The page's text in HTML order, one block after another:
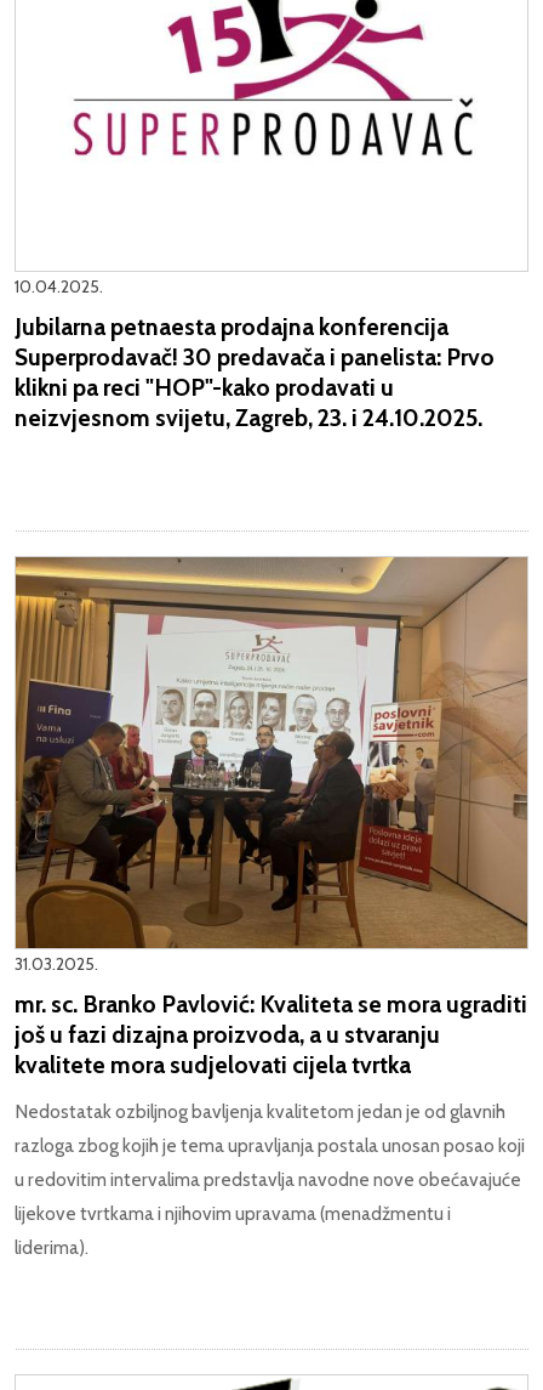
10.04.2025.
Jubilarna petnaesta prodajna konferencija
Superprodavač! 30 predavača i panelista: Prvo
klikni pa reci "HOP"-kako prodavati u
neizvjesnom svijetu, Zagreb, 23. i 24.10.2025.
31.03.2025.
mr. sc. Branko Pavlović: Kvaliteta se mora ugraditi
još u fazi dizajna proizvoda, a u stvaranju
kvalitete mora sudjelovati cijela tvrtka
Nedostatak ozbiljnog bavljenja kvalitetom jedan je od glavnih
razloga zbog kojih je tema upravljanja postala unosan posao koji
u redovitim intervalima predstavlja navodne nove obećavajuće
lijekove tvrtkama i njihovim upravama (menadžmentu i
liderima).